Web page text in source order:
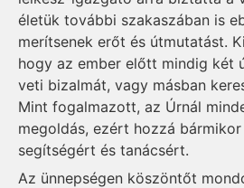
életük további szakaszában is
merítsenek erőt és útmutatást.
hogy az ember előtt mindig két
veti bizalmát, vagy másban
Mint fogalmazott, az Úrnál
megoldás, ezért hozzá
segítségért és tanácsért.
Az ünnepségen köszöntőt